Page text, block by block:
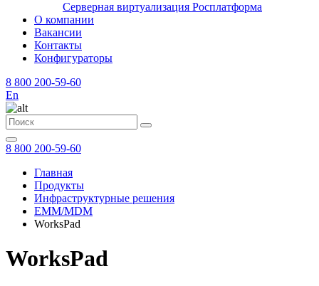
Серверная виртуализация Росплатформа
О компании
Вакансии
Контакты
Конфигураторы
8 800 200-59-60
En
8 800 200-59-60
Главная
Продукты
Инфраструктурные решения
EMM/MDM
WorksPad
WorksPad